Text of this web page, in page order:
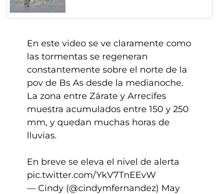
En este video se ve claramente como
las tormentas se regeneran
constantemente sobre el norte de la
pov de Bs As desde la medianoche.
La zona entre Zárate y Arrecifes
muestra acumulados entre 150 y 250
mm, y quedan muchas horas de
lluvias.
En breve se eleva el nivel de alerta
pic.twitter.com/YkV7TnEEvW
— Cindy (@cindymfernandez) May